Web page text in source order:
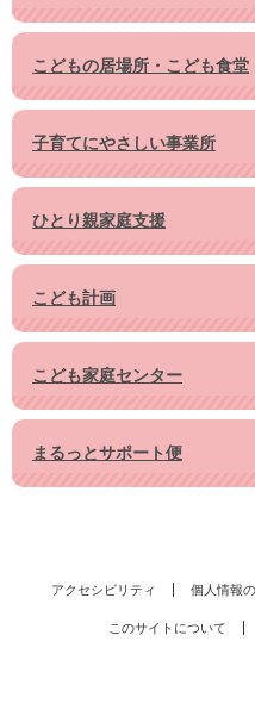
こどもの居場所・こども食堂
子育てにやさしい事業所
ひとり親家庭支援
こども計画
こども家庭センター
まるっとサポート便
アクセシビリティ 個人情報
このサイトについて